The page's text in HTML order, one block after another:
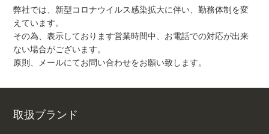
弊社では、新型コロナウイルス感染拡大に伴い、勤務体制を変
えています。
その為、表示しております営業時間中、お電話での対応が出来
ない場合がございます。
原則、メールにてお問い合わせをお願い致します。
取扱ブランド